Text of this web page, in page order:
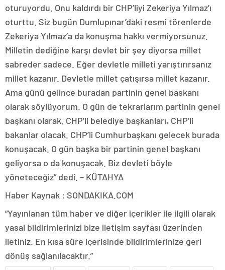
oturuyordu. Onu kaldırdı bir CHP’liyi Zekeriya Yılmaz’ı
oturttu. Siz bugün Dumlupınar’daki resmi törenlerde
Zekeriya Yılmaz’a da konuşma hakkı vermiyorsunuz.
Milletin dediğine karşı devlet bir şey diyorsa millet
sabreder sadece. Eğer devletle milleti yarıştırırsanız
millet kazanır. Devletle millet çatışırsa millet kazanır.
Ama günü gelince buradan partinin genel başkanı
olarak söylüyorum. O gün de tekrarlarım partinin genel
başkanı olarak. CHP’li belediye başkanları, CHP’li
bakanlar olacak. CHP’li Cumhurbaşkanı gelecek burada
konuşacak. O gün başka bir partinin genel başkanı
geliyorsa o da konuşacak. Biz devleti böyle
yöneteceğiz” dedi. – KÜTAHYA
Haber Kaynak : SONDAKIKA.COM
“Yayınlanan tüm haber ve diğer içerikler ile ilgili olarak
yasal bildirimlerinizi bize iletişim sayfası üzerinden
iletiniz. En kısa süre içerisinde bildirimlerinize geri
dönüş sağlanılacaktır.”